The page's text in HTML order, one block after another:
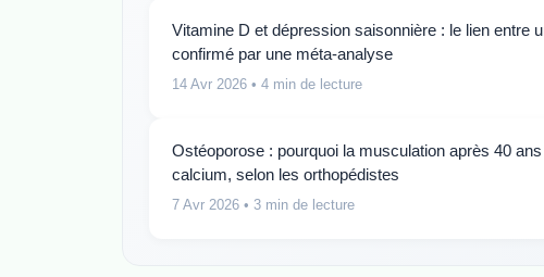
Vitamine D et dépression saisonnière : le lien entre
confirmé par une méta-analyse
14 Avr 2026 • 4 min de lecture
Ostéoporose : pourquoi la musculation après 40
calcium, selon les orthopédistes
7 Avr 2026 • 3 min de lecture